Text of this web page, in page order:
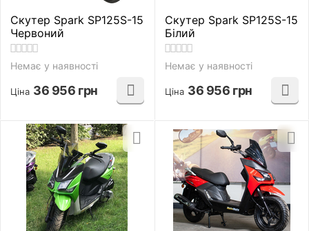
Скутер Spark SP125S-15
Червоний
Немає у наявності
Ціна 36 956 грн
Скутер Spark SP125S-15
Білий
Немає у наявності
Ціна 36 956 грн